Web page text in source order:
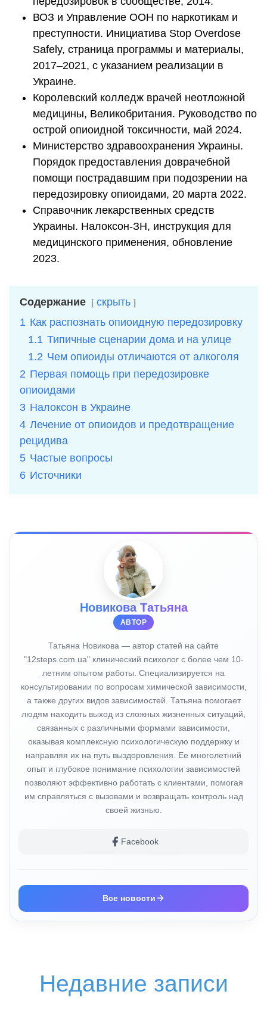
ВОЗ и Управление ООН по наркотикам и
преступности. Инициатива Stop Overdose
Safely, страница программы и материалы,
2017–2021, с указанием реализации в
Украине.
Королевский колледж врачей неотложной
медицины, Великобритания. Руководство по
острой опиоидной токсичности, май 2024.
Министерство здравоохранения Украины.
Порядок предоставления доврачебной
помощи пострадавшим при подозрении на
передозировку опиоидами, 20 марта 2022.
Справочник лекарственных средств
Украины. Налоксон-ЗН, инструкция для
медицинского применения, обновление
2023.
Содержание
скрыть
1 Как распознать опиоидную передозировку
1.1 Типичные сценарии дома и на улице
1.2 Чем опиоиды отличаются от алкоголя
2 Первая помощь при передозировке
опиоидами
3 Налоксон в Украине
4 Лечение от опиоидов и предотвращение
рецидива
5 Частые вопросы
6 Источники
Новикова Татьяна
АВТОР
Татьяна Новикова — автор статей на сайте
"12steps.com.ua" клинический психолог с более чем 10-
летним опытом работы. Специализируется на
консультировании по вопросам химической зависимости,
а также других видов зависимостей. Татьяна помогает
людям находить выход из сложных жизненных ситуаций,
связанных с различными формами зависимости,
оказывая комплексную психологическую поддержку и
направляя их на путь выздоровления. Ее многолетний
опыт и глубокое понимание психологии зависимостей
позволяют эффективно работать с клиентами, помогая
им справляться с вызовами и возвращать контроль над
своей жизнью.
Facebook
Все новости
Недавние записи